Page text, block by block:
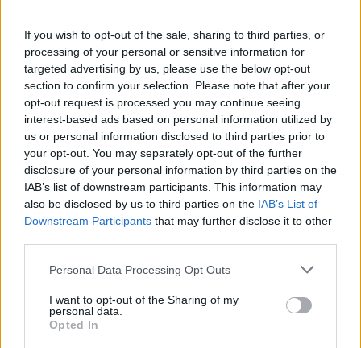
If you wish to opt-out of the sale, sharing to third parties, or
processing of your personal or sensitive information for
targeted advertising by us, please use the below opt-out
section to confirm your selection. Please note that after your
opt-out request is processed you may continue seeing
interest-based ads based on personal information utilized by
us or personal information disclosed to third parties prior to
your opt-out. You may separately opt-out of the further
disclosure of your personal information by third parties on the
IAB’s list of downstream participants. This information may
also be disclosed by us to third parties on the IAB’s List of
Downstream Participants that may further disclose it to other
Personal Data Processing Opt Outs
I want to opt-out of the Sharing of my
personal data.
Opted In
Μύκονο: Όσο και αν έχω
ταξιδέψει, αυτός είναι ο
αγαπημένος μου προορισμός
ΣΉΜΕΡΑ
Η Instagrammer έδειξε στους
διαδικτυακούς της ακόλουθους εικόνες
από την απόδρασή της
Ο Λάκης Γαβαλάς έκλεισε τα 74
και μοιράστηκε ένα μήνυμα που
συγκίνησε ‑ Τι έγραψε για τη
ζωή, τους γονείς του και την
υγεία του
Ο διάσημος σχεδιαστής μόδας
Instagram, μιλώντας για την οικογένειά
του, τη δημιουργικότητά του και τη χαρά